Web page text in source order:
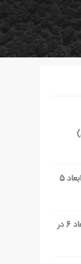
مخزن مدولار کامپوزیتی با ابعاد 5
مخزن پنلی کامپوزیت با ابعاد 6 در